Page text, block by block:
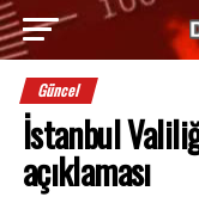
Güncel
İstanbul
açıklaması